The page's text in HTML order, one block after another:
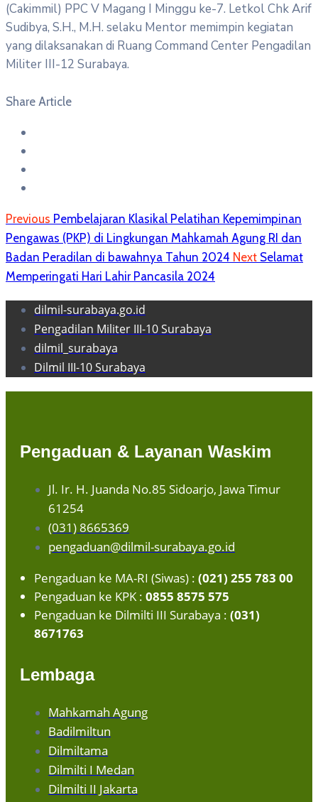
(Cakimmil) PPC V Magang I Minggu ke-7. Letkol Chk Arif
Sudibya, S.H., M.H. selaku Mentor memimpin kegiatan
yang dilaksanakan di Ruang Command Center Pengadilan
Militer III-12 Surabaya.
Share Article
Previous Pembelajaran Klasikal Pelatihan Kepemimpinan
Pengawas (PKP) di Lingkungan Mahkamah Agung RI dan
Badan Peradilan di bawahnya Tahun 2024 Next Selamat
Memperingati Hari Lahir Pancasila 2024
dilmil-surabaya.go.id
Pengadilan Militer III-10 Surabaya
dilmil_surabaya
Dilmil III-10 Surabaya
Pengaduan & Layanan Waskim
Jl. Ir. H. Juanda No.85 Sidoarjo, Jawa Timur
61254
(031) 8665369
pengaduan@dilmil-surabaya.go.id
Pengaduan ke MA-RI (Siwas) : (021) 255 783 00
Pengaduan ke KPK : 0855 8575 575
Pengaduan ke Dilmilti III Surabaya : (031)
8671763
Lembaga
Mahkamah Agung
Badilmiltun
Dilmiltama
Dilmilti I Medan
Dilmilti II Jakarta